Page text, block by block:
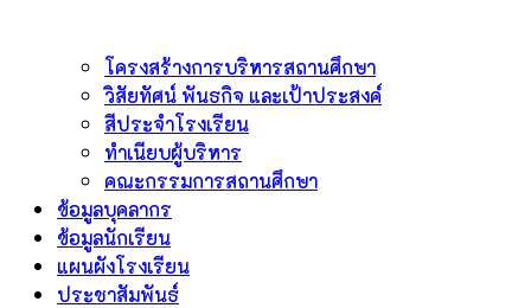
โครงสร้างการบริหารสถานศึกษา
วิสัยทัศน์ พันธกิจ และเป้าประสงค์
สีประจำโรงเรียน
ทำเนียบผู้บริหาร
คณะกรรมการสถานศึกษา
ข้อมูลบุคลากร
ข้อมูลนักเรียน
แผนผังโรงเรียน
ประชาสัมพันธ์